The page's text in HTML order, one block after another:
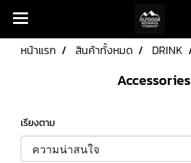
หน้าแรก สินค้าทั้งหมด DRINK
Accessories
เรียงตาม